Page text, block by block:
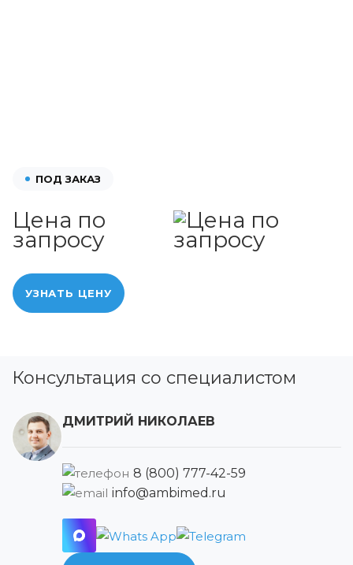
ПОД ЗАКАЗ
Цена по
запросу
УЗНАТЬ ЦЕНУ
Консультация со специалистом
ДМИТРИЙ НИКОЛАЕВ
8 (800) 777-42-59
info@ambimed.ru